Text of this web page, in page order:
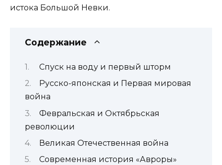
истока Большой Невки.
Содержание
Спуск на воду и первый шторм
Русско-японская и Первая мировая
война
Февральская и Октябрьская
революции
Великая Отечественная война
Современная история «Авроры»